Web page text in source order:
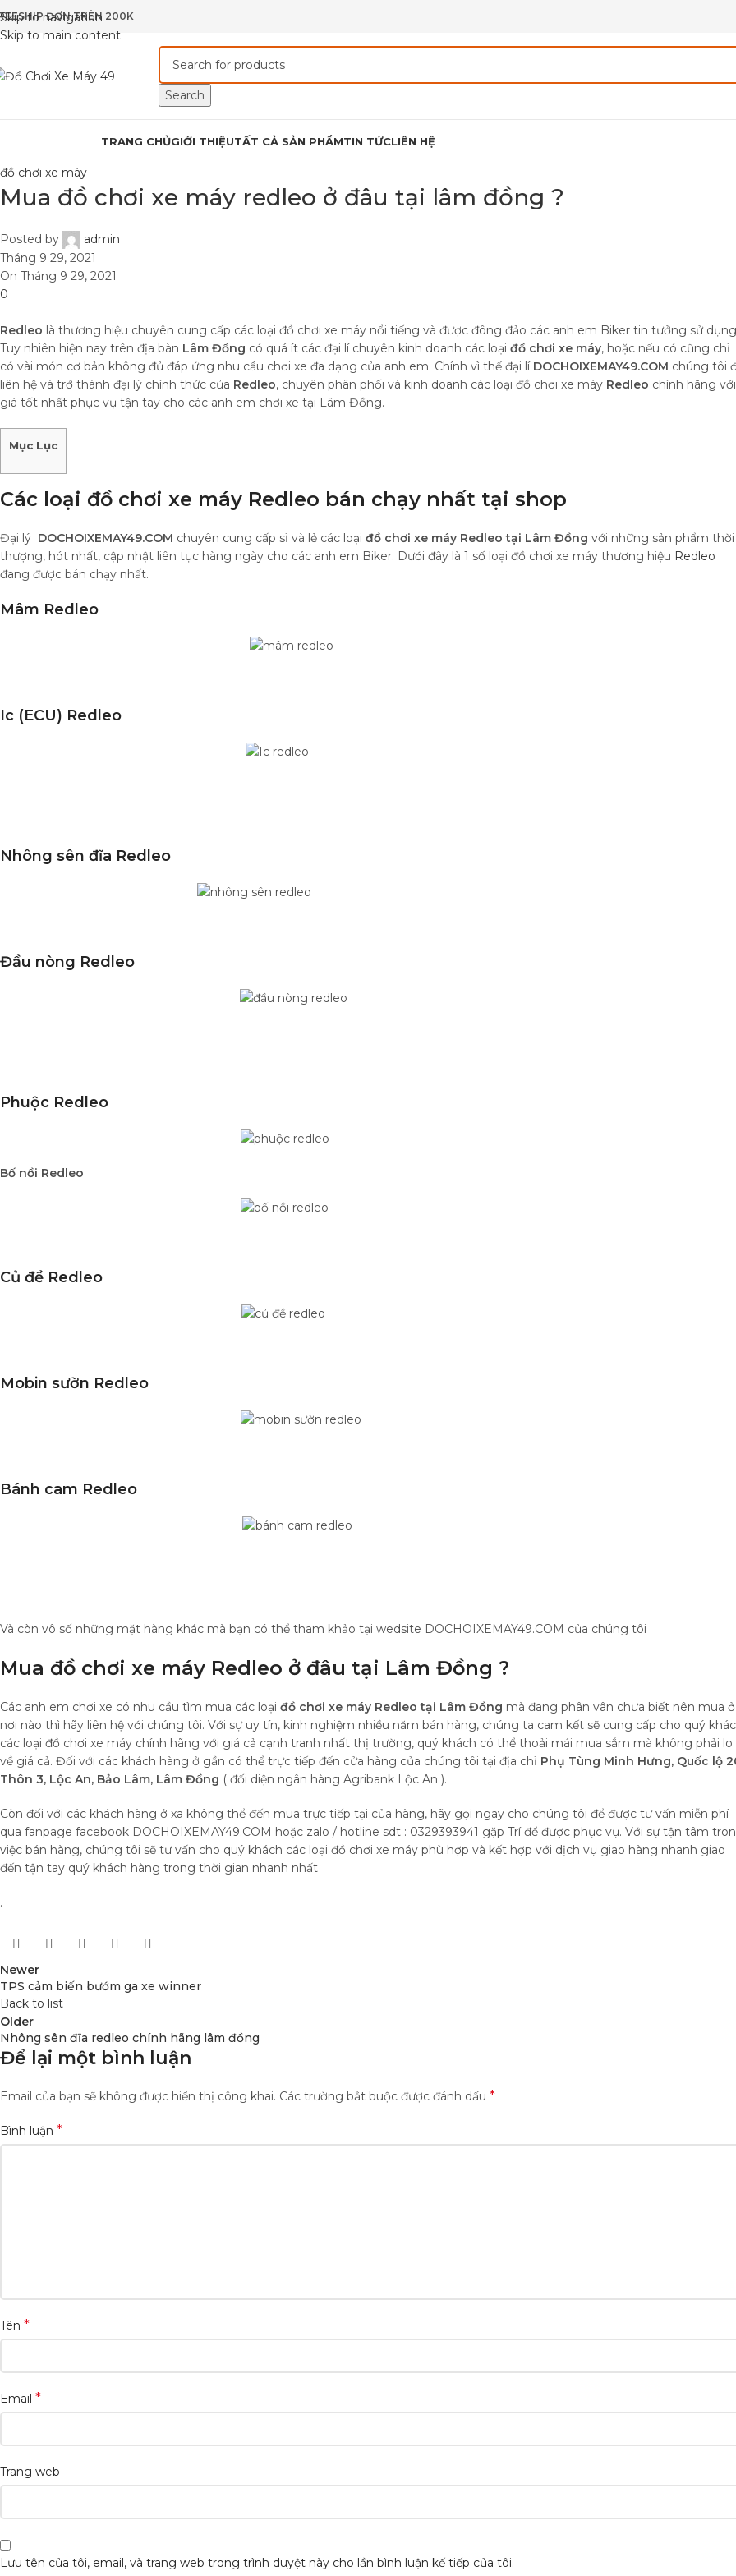
Skip to navigation
Skip to main content
ĐƠN TRÊN 200K
Search
TRANG CHỦGIỚI THIỆUTẤT CẢ SẢN PHẨMTIN TỨCLIÊN HỆ
đồ chơi xe máy
Mua đồ chơi xe máy redleo ở đâu tại lâm đồng ?
Posted by
admin
Tháng 9 29, 2021
On Tháng 9 29, 2021
0
Redleo là thương hiệu chuyên cung cấp các loại đồ chơi xe máy nổi tiếng và được đông đảo các anh em Biker tin tưởng sử
Tuy nhiên hiện nay trên địa bàn Lâm Đồng có quá ít các đại lí chuyên kinh doanh các loại đồ chơi xe máy, hoặc nếu có cũng chỉ
có vài món cơ bản không đủ đáp ứng nhu cầu chơi xe đa dạng của anh em. Chính vì thế đại lí DOCHOIXEMAY49.COM chúng tôi
liên hệ và trở thành đại lý chính thức của Redleo, chuyên phân phối và kinh doanh các loại đồ chơi xe máy Redleo chính hãng với
giá tốt nhất phục vụ tận tay cho các anh em chơi xe tại Lâm Đồng.
Mục Lục
Các loại đồ chơi xe máy Redleo bán chạy nhất tại shop
Đại lý DOCHOIXEMAY49.COM chuyên cung cấp sỉ và lẻ các loại đồ chơi xe máy Redleo tại Lâm Đồng với những sản phẩm thời
thượng, hót nhất, cập nhật liên tục hàng ngày cho các anh em Biker. Dưới đây là 1 số loại đồ chơi xe máy thương hiệu Redleo
đang được bán chạy nhất.
Mâm Redleo
Ic (ECU) Redleo
Nhông sên đĩa Redleo
Đầu nòng Redleo
Phuộc Redleo
Bố nồi Redleo
Củ đề Redleo
Mobin sườn Redleo
Bánh cam Redleo
Và còn vô số những mặt hàng khác mà bạn có thể tham khảo tại wedsite DOCHOIXEMAY49.COM của chúng tôi
Mua đồ chơi xe máy Redleo ở đâu tại Lâm Đồng ?
Các anh em chơi xe có nhu cầu tìm mua các loại đồ chơi xe máy Redleo tại Lâm Đồng mà đang phân vân chưa biết nên mua ở
nơi nào thì hãy liên hệ với chúng tôi. Với sự uy tín, kinh nghiệm nhiều năm bán hàng, chúng ta cam kết sẽ cung cấp cho quý
các loại đồ chơi xe máy chính hãng với giá cả cạnh tranh nhất thị trường, quý khách có thể thoải mái mua sắm mà không phải lo
về giá cả. Đối với các khách hàng ở gần có thể trực tiếp đến cửa hàng của chúng tôi tại địa chỉ Phụ Tùng Minh Hưng, Quốc lộ
Thôn 3, Lộc An, Bảo Lâm, Lâm Đồng ( đối diện ngân hàng Agribank Lộc An ).
Còn đối với các khách hàng ở xa không thể đến mua trực tiếp tại của hàng, hãy gọi ngay cho chúng tôi để được tư vấn miễn phí
qua fanpage facebook DOCHOIXEMAY49.COM hoặc zalo / hotline sdt : 0329393941 gặp Trí để được phục vụ. Với sự tận tâm
việc bán hàng, chúng tôi sẽ tư vấn cho quý khách các loại đồ chơi xe máy phù hợp và kết hợp với dịch vụ giao hàng nhanh giao
đến tận tay quý khách hàng trong thời gian nhanh nhất
.
Newer
TPS cảm biến bướm ga xe winner
Back to list
Older
Nhông sên đĩa redleo chính hãng lâm đồng
Để lại một bình luận
Email của bạn sẽ không được hiển thị công khai. Các trường bắt buộc được đánh dấu *
Bình luận *
Tên *
Email *
Trang web
Lưu tên của tôi, email, và trang web trong trình duyệt này cho lần bình luận kế tiếp của tôi.